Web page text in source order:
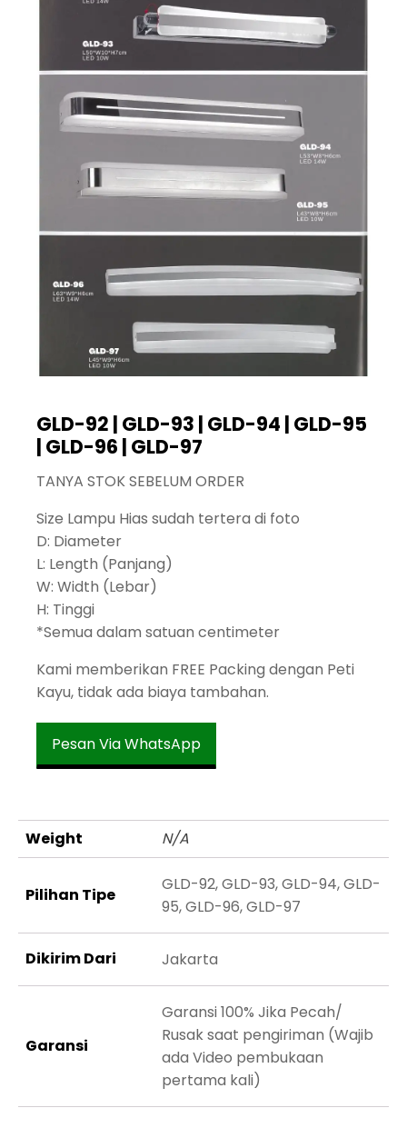
GLD-92 | GLD-93 | GLD-94 | GLD-95
| GLD-96 | GLD-97
TANYA STOK SEBELUM ORDER
Size Lampu Hias sudah tertera di foto
D: Diameter
L: Length (Panjang)
W: Width (Lebar)
H: Tinggi
*Semua dalam satuan centimeter
Kami memberikan FREE Packing dengan Peti
Kayu, tidak ada biaya tambahan.
Pesan Via WhatsApp
Weight N/A
Pilihan Tipe
GLD-92, GLD-93, GLD-94, GLD-
95, GLD-96, GLD-97
Dikirim Dari Jakarta
Garansi
Garansi 100% Jika Pecah/
Rusak saat pengiriman (Wajib
ada Video pembukaan
pertama kali)